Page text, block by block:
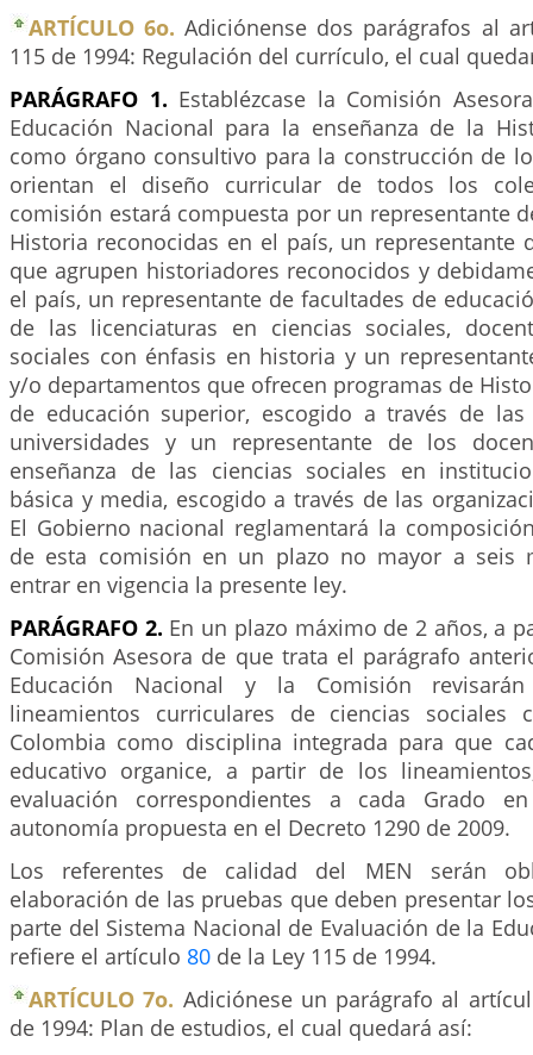
ARTÍCULO 6o. Adiciónense dos parágrafos al
115 de 1994: Regulación del currículo, el cual
PARÁGRAFO 1. Establézcase la Comisión
Educación Nacional para la enseñanza de la
como órgano consultivo para la construcción de
orientan el diseño curricular de todos los
comisión estará compuesta por un representante
Historia reconocidas en el país, un representante
que agrupen historiadores reconocidos y
el país, un representante de facultades de
de las licenciaturas en ciencias sociales,
sociales con énfasis en historia y un
y/o departamentos que ofrecen programas de
de educación superior, escogido a través de las
universidades y un representante de los
enseñanza de las ciencias sociales en
básica y media, escogido a través de las
El Gobierno nacional reglamentará la
de esta comisión en un plazo no mayor a seis
entrar en vigencia la presente ley.
PARÁGRAFO 2. En un plazo máximo de 2 años, a
Comisión Asesora de que trata el parágrafo
Educación Nacional y la Comisión
lineamientos curriculares de ciencias
Colombia como disciplina integrada para que
educativo organice, a partir de los
evaluación correspondientes a cada Grado
autonomía propuesta en el Decreto 1290 de 2009.
Los referentes de calidad del MEN serán
elaboración de las pruebas que deben presentar
parte del Sistema Nacional de Evaluación de la
refiere el artículo 80 de la Ley 115 de 1994.
ARTÍCULO 7o. Adiciónese un parágrafo al
de 1994: Plan de estudios, el cual quedará así: